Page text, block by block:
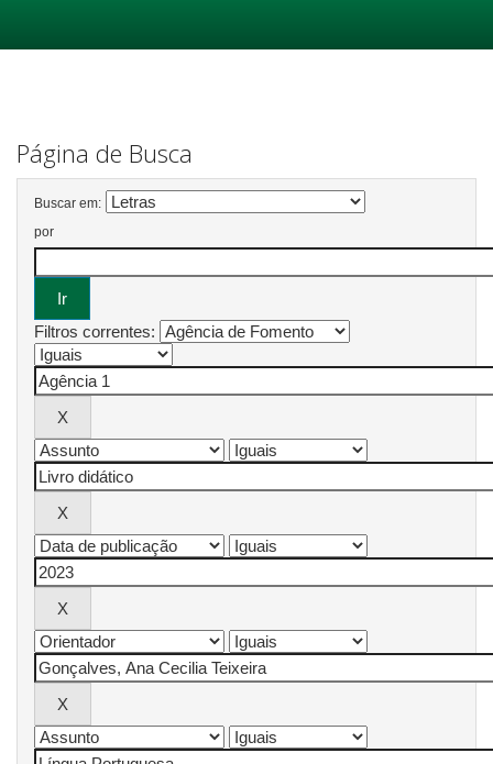
Página de Busca
Buscar em:
por
Filtros correntes: